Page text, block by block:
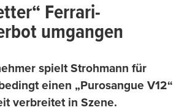
Ferrari-
umgangen
spielt Strohmann für
einen „Purosangue V12“
verbreitet in Szene.